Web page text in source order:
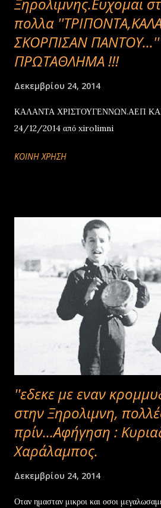
πολλα
ΣΚΟΡΠΙΣΑΝ ΠΑΝΤΟΥ...''
ΠΡΩΤΑΘΛΗΜΑ !!!
Δεκεμβρίου 24, 2014
ΚΑΛΑΝΤΑ ΧΡΙΣΤΟΥΓΕΝΝΩΝ.ΑΕΠ
24/12/2014 από xirolimni
ΚΟΙΝΉ ΧΡΉΣΗ
''εδεκε με εναν
στην Ξηρολιμνη,
πρίν...Αφήγηση :
Χαράλαμπος.
Δεκεμβρίου 24, 2014
Οταν ημασταν μικροι και οσοι